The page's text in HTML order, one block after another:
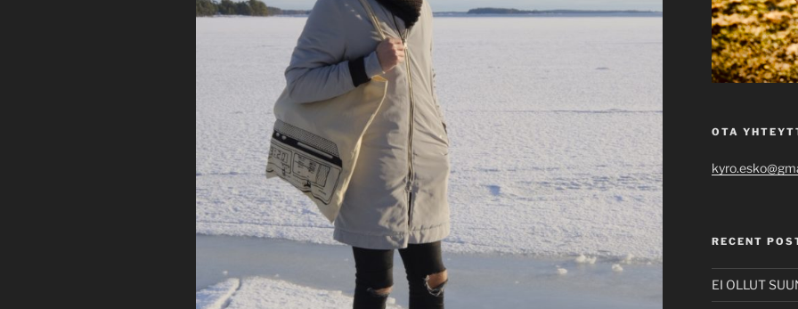
OTA
RECENT
EI OLLUT